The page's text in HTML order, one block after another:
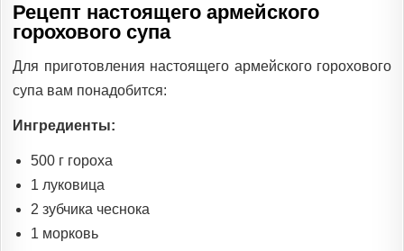
Рецепт настоящего армейского
горохового супа
Для приготовления настоящего армейского горохового
супа вам понадобится:
Ингредиенты:
500 г гороха
1 луковица
2 зубчика чеснока
1 морковь